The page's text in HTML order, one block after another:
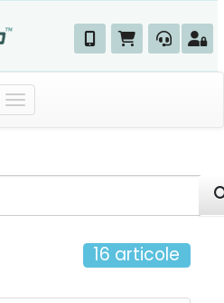
Toggle navigation
16 articole